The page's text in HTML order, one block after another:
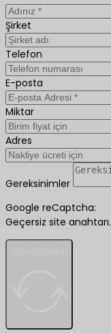
Şirket
Telefon
E-posta
Miktar
Adres
Gereksinimler
Google reCaptcha:
Geçersiz site anahtarı.